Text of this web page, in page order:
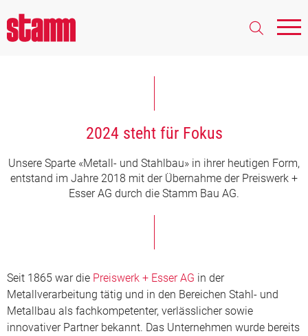
2024 steht für Fokus
Unsere Sparte «Metall- und Stahlbau» in ihrer heutigen Form,
entstand im Jahre 2018 mit der Übernahme der Preiswerk +
Esser AG durch die Stamm Bau AG.
Seit 1865 war die Preiswerk + Esser AG in der
Metallverarbeitung tätig und in den Bereichen Stahl- und
Metallbau als fachkompetenter, verlässlicher sowie
innovativer Partner bekannt. Das Unternehmen wurde bereits